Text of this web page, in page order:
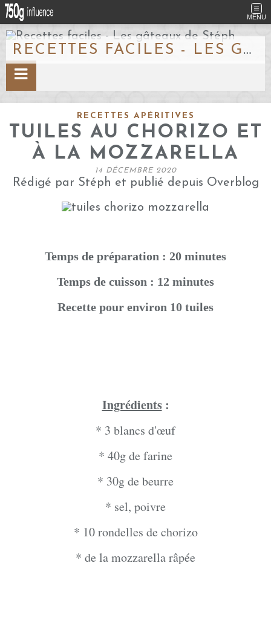
MENU
RECETTES FACILES - LES GÂTEAUX DE STÉPH
RECETTES APÉRITIVES
TUILES AU CHORIZO ET
À LA MOZZARELLA
14 DÉCEMBRE 2020
Rédigé par Stéph et publié depuis Overblog
Temps de préparation : 20 minutes
Temps de cuisson : 12 minutes
Recette pour environ 10 tuiles
Ingrédients:
* 3 blancs d'œuf
* 40g de farine
* 30g de beurre
* sel, poivre
* 10 rondelles de chorizo
* de la mozzarella râpée